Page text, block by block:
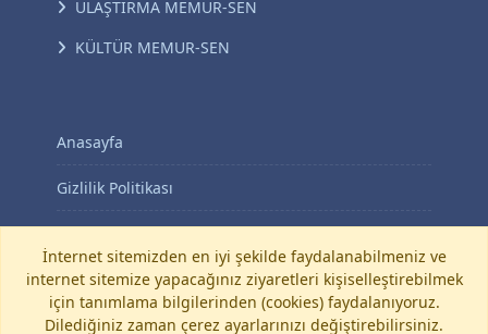
ULAŞTIRMA MEMUR-SEN
KÜLTÜR MEMUR-SEN
Anasayfa
Gizlilik Politikası
KVKK Aydınlatma Metni
İletişim
İnternet sitemizden en iyi şekilde faydalanabilmeniz ve
internet sitemize yapacağınız ziyaretleri kişiselleştirebilmek
için tanımlama bilgilerinden (cookies) faydalanıyoruz.
Dilediğiniz zaman çerez ayarlarınızı değiştirebilirsiniz.